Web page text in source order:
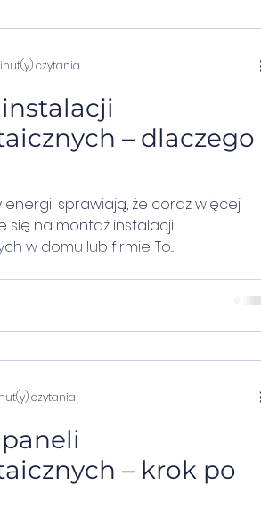
– dlaczego
energii sprawiają, że coraz więcej
się na montaż instalacji
fotowoltaicznych w domu lub firmie. To...
czytania
– krok po
czytania